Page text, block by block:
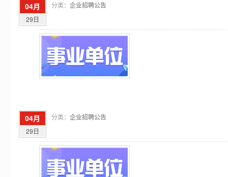
04月
29日
分类： 企业招聘公告
04月
29日
分类： 企业招聘公告